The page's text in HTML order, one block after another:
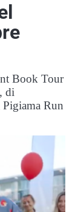
Book Tour
di
Run